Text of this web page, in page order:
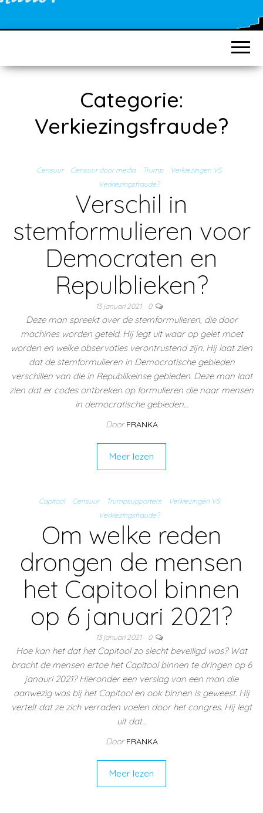
Categorie:
Verkiezingsfraude?
Censuur Censuur door media Trump
Verkiezingen VS
Verkiezingsfraude?
Verschil in
stemformulieren voor
Democraten en
Repulblieken?
13 januari 2021 0
Deze man spreekt over de stemformulieren, die door
machines worden geteld. Hij legt uit waar op gelet moet
worden en welke observaties verontrustend zijn. Hij laat zien
dat de stemformulieren in Democratische gebieden
verschillen van die in Republikeinse gebieden. Deze man laat
zien dat er codes ontbreken op formulieren die naar mensen
in democratische gebieden…
Door FRANKA
Meer lezen
Capitool Censuur Trumpsupporters
Verkiezingen VS
Verkiezingsfraude?
Om welke reden
drongen de mensen
het Capitool binnen
op 6 januari 2021?
13 januari 2021 0
Hoe kan het dat het Capitool zo slecht beveiligd was? Wat
bracht de mensen ertoe het Capitool binnen te dringen op 6
janauri 2021? Hieronder een verslag van een man die
aanwezig was bij het Capitool en ook binnen is geweest. Hij
vertelt dat ze zich verraden voelen door het congres. Hij legt
uit dat…
Door FRANKA
Meer lezen